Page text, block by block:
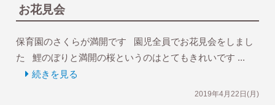
お花見会
保育園のさくらが満開です 園児全員でお花見会をしまし
た 鯉のぼりと満開の桜というのはとてもきれいです ...
続きを見る
2019年4月22日(月)